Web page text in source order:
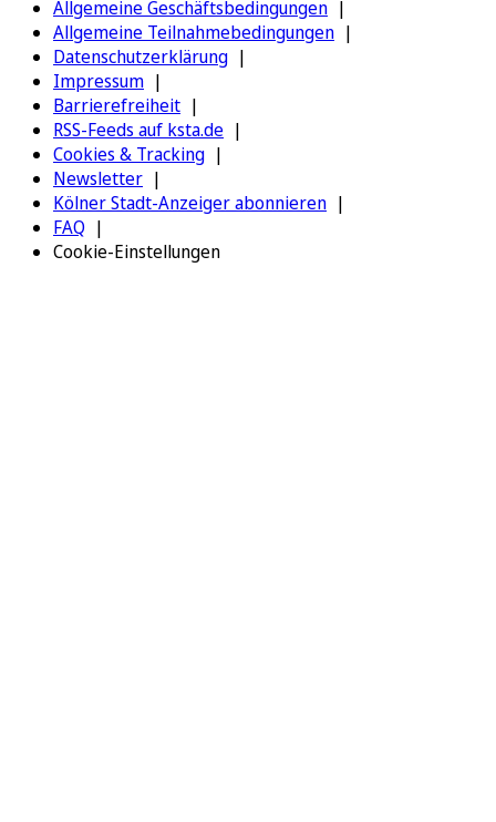
Allgemeine Geschäftsbedingungen
Allgemeine Teilnahmebedingungen
Datenschutzerklärung
Impressum
Barrierefreiheit
RSS-Feeds auf ksta.de
Cookies & Tracking
Newsletter
Kölner Stadt-Anzeiger abonnieren
FAQ
Cookie-Einstellungen